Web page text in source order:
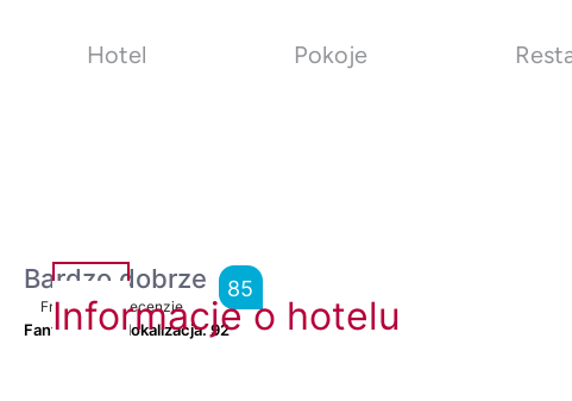
Hotel Pokoje
Bardzo dobrze
From4,374 Recenzje
85
Fantastyczna lokalizacja.92
Informacje o hotelu